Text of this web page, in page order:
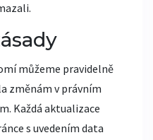
můžeme pravidelně
změnám v právním
Každá aktualizace
s uvedením data